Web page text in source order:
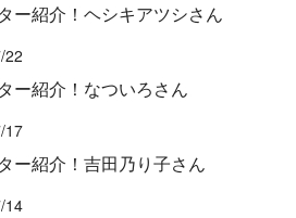
ー紹介！ヘシキアツシさん
22
ー紹介！なついろさん
17
ー紹介！吉田乃り子さん
14